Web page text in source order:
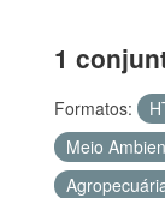
1
Formatos:
Meio